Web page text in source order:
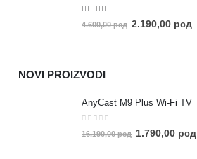
out of 5
4.600,00рсд 2.190,00 рсд
NOVI PROIZVODI
AnyCast M9 Plus Wi-Fi TV
0out of 5
16.190,00рсд 1.790,00 рсд